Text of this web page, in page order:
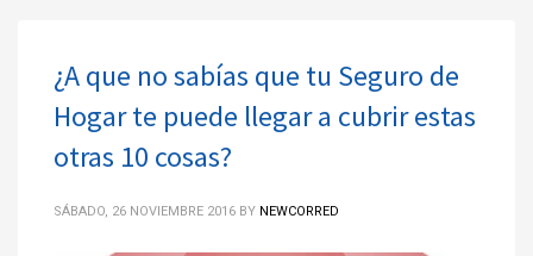
¿A que no sabías que tu Seguro de
Hogar te puede llegar a cubrir estas
otras 10 cosas?
SÁBADO, 26 NOVIEMBRE 2016 BY NEWCORRED